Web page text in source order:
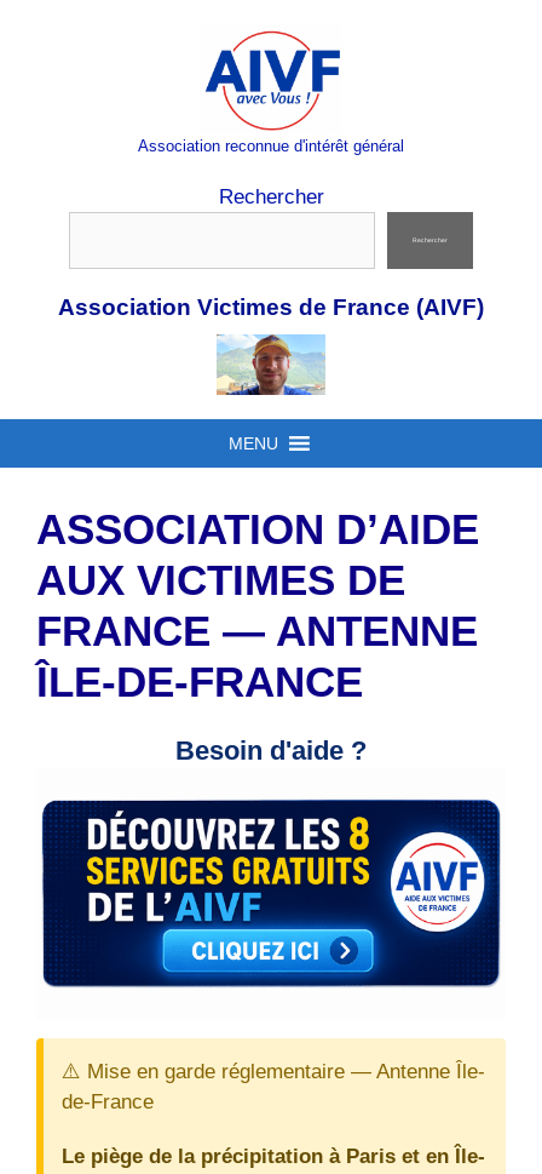
Association reconnue d'intérêt général
Rechercher
Rechercher
Association Victimes de France (AIVF)
MENU
ASSOCIATION D’AIDE
AUX VICTIMES DE
FRANCE — ANTENNE
ÎLE-DE-FRANCE
Besoin d'aide ?
⚠️ Mise en garde réglementaire — Antenne Île-
de-France
Le piège de la précipitation à Paris et en Île-